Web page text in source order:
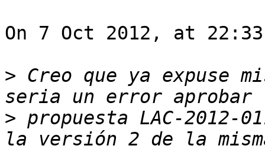
On 7 Oct 2012, at
> Creo que ya expuse
> propuesta LAC-